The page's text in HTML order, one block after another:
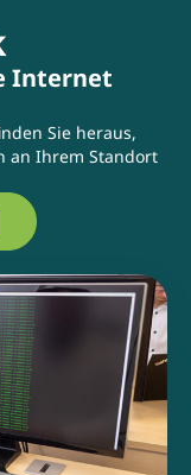
Internet
Sie heraus,
an Ihrem Standort